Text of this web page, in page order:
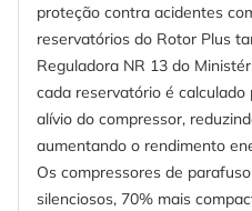
proteção contra acidentes
reservatórios do Rotor Plus
Reguladora NR 13 do
cada reservatório é
alívio do compressor,
aumentando o rendimento
Os compressores de
silenciosos, 70% mais